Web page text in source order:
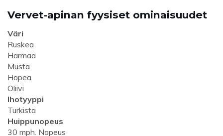
Vervet-apinan fyysiset ominaisuudet
Väri
Ruskea
Harmaa
Musta
Hopea
Oliivi
Ihotyyppi
Turkista
Huippunopeus
30 mph. Nopeus